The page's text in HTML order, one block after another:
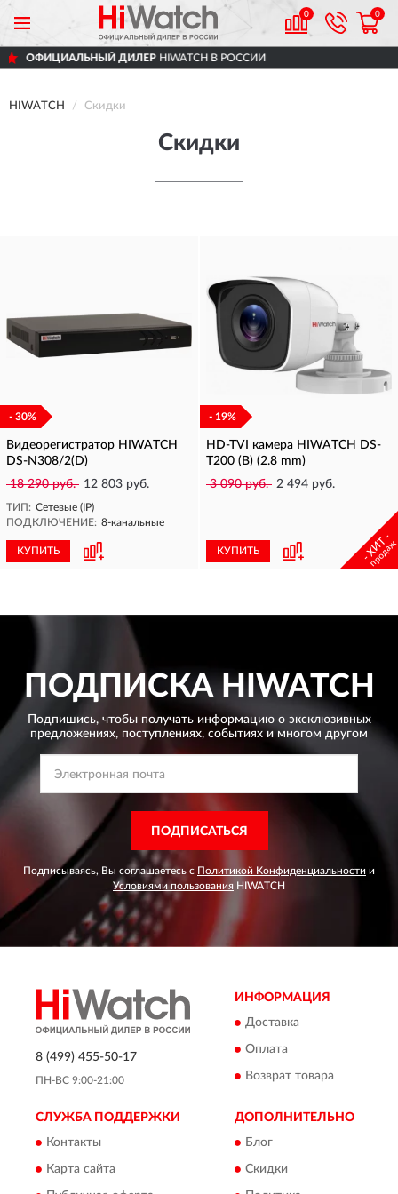
0 0
ДИЛЕРHIWATCH В РОССИИ
HIWATCH Скидки
Скидки
- 30%
Видеорегистратор HIWATCH
DS-N308/2(D)
18 290 руб. 12 803 руб.
ТИП: Сетевые (IP)
ПОДКЛЮЧЕНИЕ: 8-канальные
КУПИТЬ
- 19%
HD-TVI камера HIWATCH DS-
T200 (B) (2.8 mm)
3 090 руб. 2 494 руб.
КУПИТЬ - ХИТ -
продаж
ПОДПИСКАHIWATCH
Подпишись, чтобы получать информацию о эксклюзивных
предложениях, поступлениях, событиях и многом другом
ПОДПИСАТЬСЯ
Подписываясь, Вы соглашаетесь с Политикой Конфиденциальности и
Условиями пользования HIWATCH
8 (499) 455-50-17
ПН-ВС 9:00-21:00
ИНФОРМАЦИЯ
Доставка
Оплата
Возврат товара
СЛУЖБА ПОДДЕРЖКИ
Контакты
Карта сайта
ДОПОЛНИТЕЛЬНО
Блог
Скидки